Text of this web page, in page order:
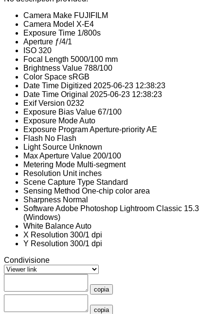
Camera Make FUJIFILM
Camera Model X-E4
Exposure Time 1/800s
Aperture ƒ/4/1
ISO 320
Focal Length 5000/100 mm
Brightness Value 788/100
Color Space sRGB
Date Time Digitized 2025-06-23 12:38:23
Date Time Original 2025-06-23 12:38:23
Exif Version 0232
Exposure Bias Value 67/100
Exposure ModeAuto
Exposure ProgramAperture-priority AE
Flash No Flash
Light Source Unknown
Max Aperture Value 200/100
Metering Mode Multi-segment
Resolution Unit inches
Scene Capture Type Standard
Sensing Method One-chip color area
Sharpness Normal
SoftwareAdobe Photoshop Lightroom Classic 15.3
(Windows)
White BalanceAuto
X Resolution 300/1 dpi
Y Resolution 300/1 dpi
Condivisione
copia
copia